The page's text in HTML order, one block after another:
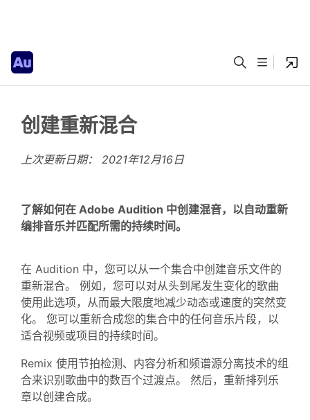
创建重新混合
上次更新日期： 2021年12月16日
了解如何在 Adobe Audition 中创建混音，以自动重新
编排音乐并匹配所需的持续时间。
在 Audition 中，您可以从一个集合中创建音乐文件的
重新混合。 例如，您可以对从头到尾发生变化的歌曲
使用此选项，从而最大限度地减少动态或速度的突然变
化。 您可以重新合成您的集合中的任何音乐片段，以
适合视频或项目的持续时间。
Remix 使用节拍检测、内容分析和频谱源分离技术的组
合来识别歌曲中的数百个过渡点。 然后，重新排列乐
章以创建合成。